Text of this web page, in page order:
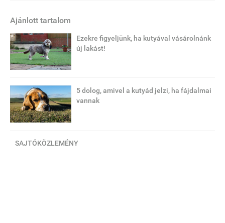
Ajánlott tartalom
Ezekre figyeljünk, ha kutyával vásárolnánk
új lakást!
5 dolog, amivel a kutyád jelzi, ha fájdalmai
vannak
SAJTÓKÖZLEMÉNY